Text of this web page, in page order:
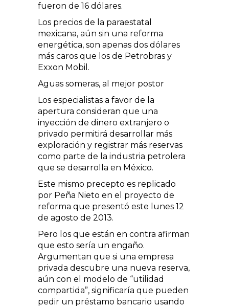
fueron de 16 dólares.
Los precios de la paraestatal
mexicana, aún sin una reforma
energética, son apenas dos dólares
más caros que los de Petrobras y
Exxon Mobil.
Aguas someras, al mejor postor
Los especialistas a favor de la
apertura consideran que una
inyección de dinero extranjero o
privado permitirá desarrollar más
exploración y registrar más reservas
como parte de la industria petrolera
que se desarrolla en México.
Este mismo precepto es replicado
por Peña Nieto en el proyecto de
reforma que presentó este lunes 12
de agosto de 2013.
Pero los que están en contra afirman
que esto sería un engaño.
Argumentan que si una empresa
privada descubre una nueva reserva,
aún con el modelo de “utilidad
compartida”, significaría que pueden
pedir un préstamo bancario usando